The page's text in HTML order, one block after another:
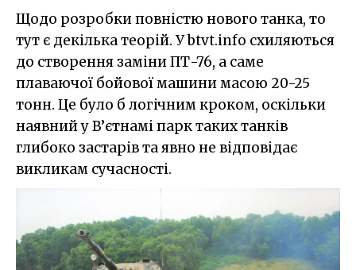
Щодо розробки повністю нового танка, то
тут є декілька теорій. У btvt.info схиляються
до створення заміни ПТ-76, а саме
плаваючої бойової машини масою 20-25
тонн. Це було б логічним кроком, оскільки
наявний у В’єтнамі парк таких танків
глибоко застарів та явно не відповідає
викликам сучасності.